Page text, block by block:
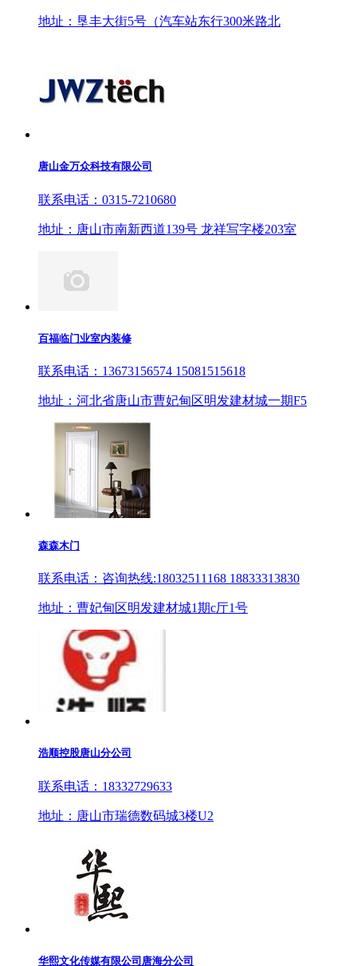
地址：垦丰大街5号（汽车站东行300米路北
唐山金万众科技有限公司
联系电话：0315-7210680
地址：唐山市南新西道139号 龙祥写字楼203室
百福临门业室内装修
联系电话：13673156574 15081515618
地址：河北省唐山市曹妃甸区明发建材城一期F5
森森木门
联系电话：咨询热线:18032511168 18833313830
地址：曹妃甸区明发建材城1期c厅1号
浩顺控股唐山分公司
联系电话：18332729633
地址：唐山市瑞德数码城3楼U2
华熙文化传媒有限公司唐海分公司